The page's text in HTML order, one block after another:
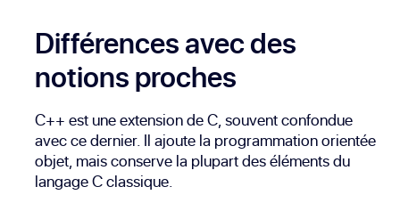
Différences avec des
notions proches
C++ est une extension de C, souvent confondue
avec ce dernier. Il ajoute la programmation orientée
objet, mais conserve la plupart des éléments du
langage C classique.